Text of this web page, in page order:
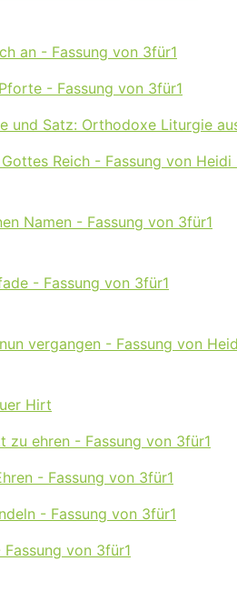
an - Fassung von 3für1
- Fassung von 3für1
und Satz: Orthodoxe Liturgie
Reich - Fassung von Heidi
Namen - Fassung von 3für1
- Fassung von 3für1
vergangen - Fassung von
Hirt
zu ehren - Fassung von 3für1
- Fassung von 3für1
- Fassung von 3für1
von 3für1